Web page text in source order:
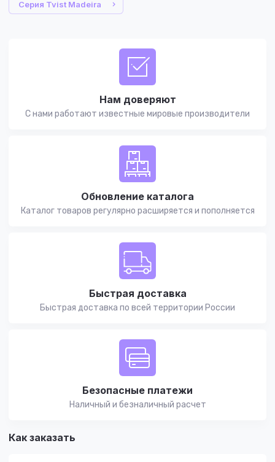
Серия Tvist Madeira
Нам доверяют
С нами работают известные мировые производители
Обновление каталога
Каталог товаров регулярно расширяется и пополняется
Быстрая доставка
Быстрая доставка по всей территории России
Безопасные платежи
Наличный и безналичный расчет
Как заказать